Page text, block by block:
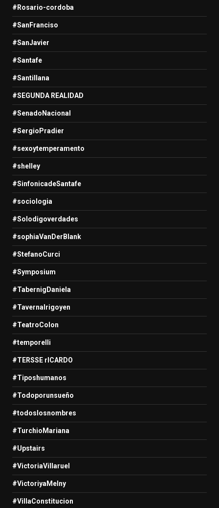
#Rosario-cordoba
#SanFranciso
#SanJavier
#Santafe
#Santillana
#SEGUNDA REALIDAD
#SenadoNacional
#SergioPradier
#sexoytemperamento
#shelley
#SinfonicadeSantafe
#sociologia
#Solodigoverdades
#sophiaVanDerBlank
#StefanoCurci
#Symposium
#TabernigDaniela
#TavernaIrigoyen
#TeatroColon
#temporelli
#TERSSE rICARDO
#Tiposhumanos
#Todoporunsueño
#todoslosnombres
#TurchioMariana
#Upstairs
#VictoriaVillaruel
#VictoriyaMelny
#VillaConstitucion